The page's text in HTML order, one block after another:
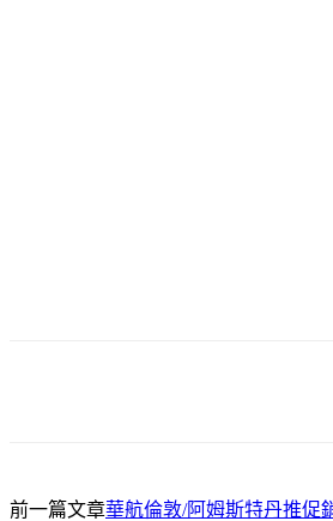
前一篇文章華航倫敦/阿姆斯特丹推促